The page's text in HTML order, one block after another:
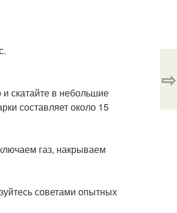
скатайте в небольшие
составляет около 15
газ, накрываем
советами опытных
⇨